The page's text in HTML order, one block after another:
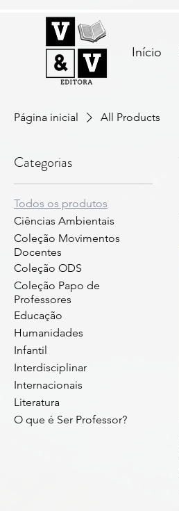
Início
Página inicial All Products
Categorias
Todos os produtos
Ciências Ambientais
Coleção Movimentos
Docentes
Coleção ODS
Coleção Papo de
Professores
Educação
Humanidades
Infantil
Interdisciplinar
Internacionais
Literatura
O que é Ser Professor?